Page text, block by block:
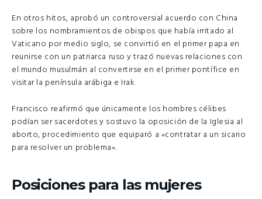
En otros hitos, aprobó un controversial acuerdo con China
sobre los nombramientos de obispos que había irritado al
Vaticano por medio siglo, se convirtió en el primer papa en
reunirse con un patriarca ruso y trazó nuevas relaciones con
el mundo musulmán al convertirse en el primer pontífice en
visitar la península arábiga e Irak.
Francisco reafirmó que únicamente los hombres célibes
podían ser sacerdotes y sostuvo la oposición de la Iglesia al
aborto, procedimiento que equiparó a «contratar a un sicario
para resolver un problema».
Posiciones para las mujeres